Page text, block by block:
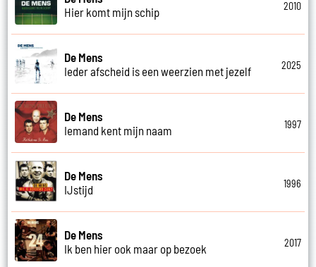
Hier komt mijn schip
2010
De Mens
Ieder afscheid is een weerzien met jezelf
2025
De Mens
Iemand kent mijn naam
1997
De Mens
IJstijd
1996
De Mens
Ik ben hier ook maar op bezoek
2017